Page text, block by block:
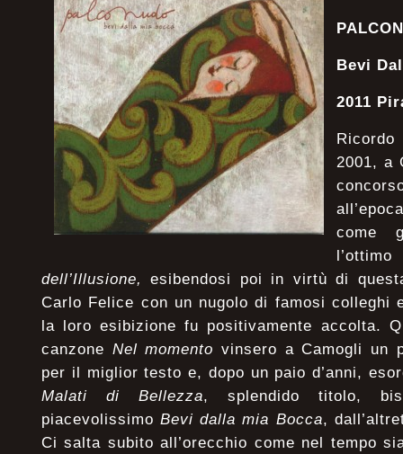
Bevi
2011
2001, a
come
dell’Illusione, esibendosi poi in virtù di
Carlo Felice con un nugolo di famosi colleghi
la loro esibizione fu positivamente accolta.
canzone Nel momento vinsero a Camogli un
per il miglior testo e, dopo un paio d’anni,
Malati di Bellezza, splendido titolo,
piacevolissimoBevi dalla mia Bocca,
Ci salta subito all’orecchio come nel tempo